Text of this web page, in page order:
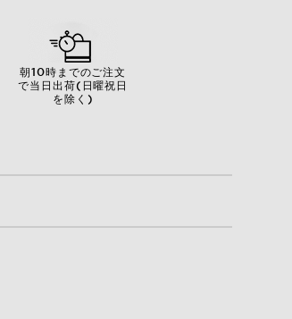
朝10時までのご注文
で当日出荷(日曜祝日
を除く)